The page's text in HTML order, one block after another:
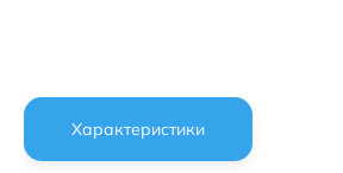
Характеристики